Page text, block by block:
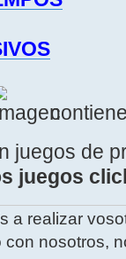
juegos de
juegos
a realizar
nosotros,